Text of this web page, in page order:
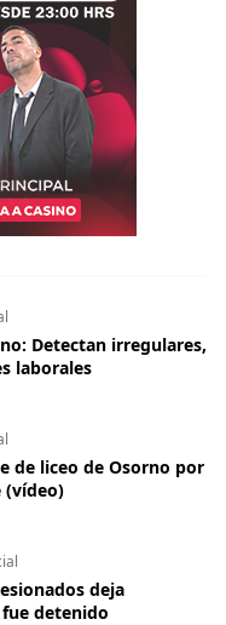
Detectan irregulares,
laborales
de liceo de Osorno por
(vídeo)
deja
detenido